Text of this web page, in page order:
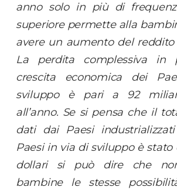
anno solo in più di
superiore permette alla
avere un aumento del reddito
La perdita complessiva in
crescita economica dei
sviluppo è pari a 92
all’anno. Se si pensa che il
dati dai Paesi
Paesi in via di sviluppo è stato
dollari si può dire che
bambine le stesse